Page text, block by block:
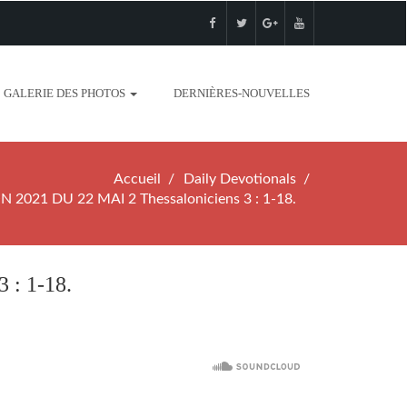
GALERIE DES PHOTOS DERNIÈRES-NOUVELLES
Accueil
Daily Devotionals
2021 DU 22 MAI 2 Thessaloniciens 3 : 1-18.
: 1-18.